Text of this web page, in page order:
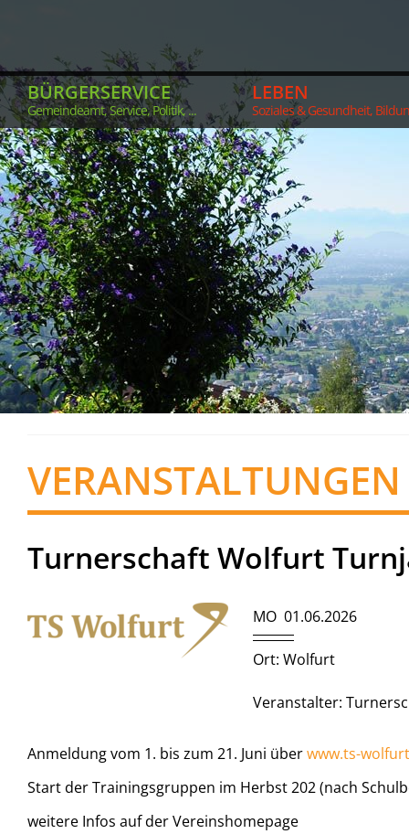
BÜRGERSERVICE
Gemeindeamt, Service, Politik, ...
LEBEN
Soziales & Gesundheit,
VERANSTALTUNGEN
Turnerschaft Wolfurt
MO 01.06.2026
Ort: Wolfurt
Veranstalter:
Anmeldung vom 1. bis zum 21. Juni überwww.ts-
Start der Trainingsgruppen im Herbst 202 (nach
weitere Infos auf der Vereinshomepage